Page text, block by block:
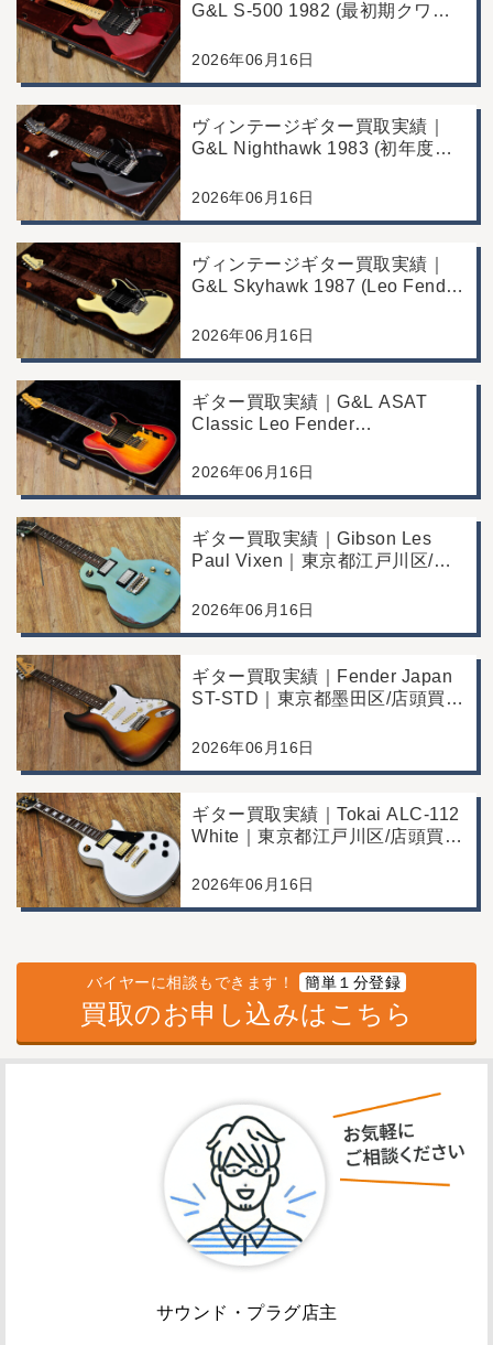
G&L S-500 1982 (最初期クワガ
買取/コンディション良好の査定
2026年06月16日
ヴィンテージギター買取実績｜
G&L Nighthawk 1983 (初年度マ
区/店頭買取/コンディション良好
2026年06月16日
ヴィンテージギター買取実績｜
G&L Skyhawk 1987 (Leo Fender
川区/店頭買取/コンディション良
2026年06月16日
ギター買取実績｜G&L ASAT
Classic Leo Fender
江戸川区/店頭買取/コンディショ
2026年06月16日
ギター買取実績｜Gibson Les
Paul Vixen｜東京都江戸川区/店
例
2026年06月16日
ギター買取実績｜Fender Japan
ST-STD｜東京都墨田区/店頭買
2026年06月16日
ギター買取実績｜Tokai ALC-112
White｜東京都江戸川区/店頭買
2026年06月16日
バイヤーに相談もできます！ 簡単１分登録
買取のお申し込みはこちら
サウンド・プラグ店主